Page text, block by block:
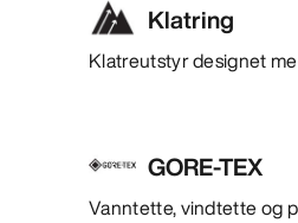
Klatring
Klatreutstyr designet
GORE-TEX
Vanntette, vindtette og